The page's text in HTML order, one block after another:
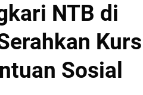
NTB di
Sosial